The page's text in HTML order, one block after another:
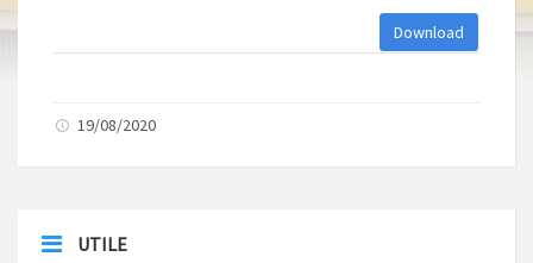
Download
19/08/2020
UTILE